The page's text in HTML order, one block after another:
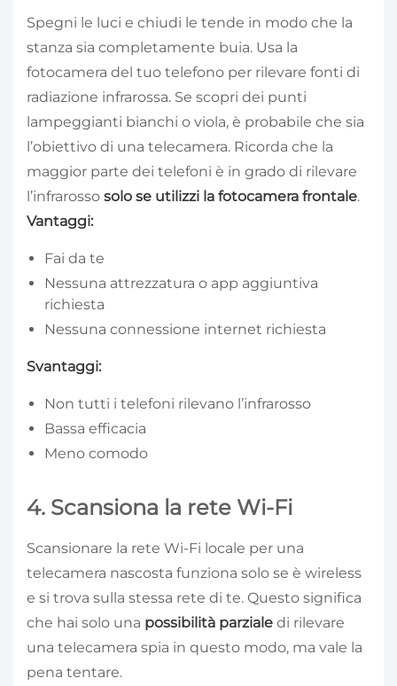
Spegni le luci e chiudi le tende in modo che la
stanza sia completamente buia. Usa la
fotocamera del tuo telefono per rilevare fonti di
radiazione infrarossa. Se scopri dei punti
lampeggianti bianchi o viola, è probabile che sia
l’obiettivo di una telecamera. Ricorda che la
maggior parte dei telefoni è in grado di rilevare
l’infrarosso solo se utilizzi la fotocamera frontale.
Vantaggi:
Fai da te
Nessuna attrezzatura o app aggiuntiva
richiesta
Nessuna connessione internet richiesta
Svantaggi:
Non tutti i telefoni rilevano l’infrarosso
Bassa efficacia
Meno comodo
4. Scansiona la rete Wi-Fi
Scansionare la rete Wi-Fi locale per una
telecamera nascosta funziona solo se è wireless
e si trova sulla stessa rete di te. Questo significa
che hai solo una possibilità parziale di rilevare
una telecamera spia in questo modo, ma vale la
pena tentare.